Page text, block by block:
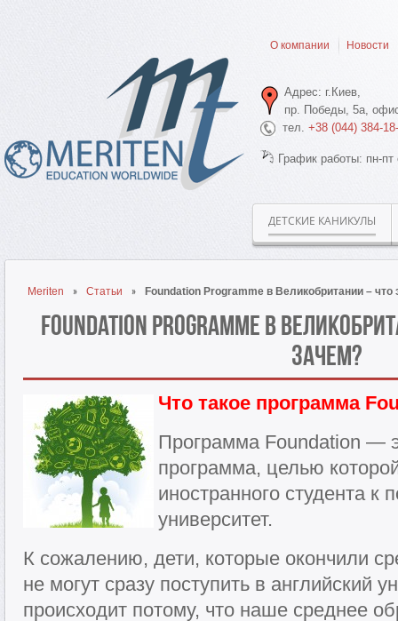
О компании Новости
Адрес: г.Киев,
пр. Победы, 5а,
тел. +38 (044) 384-
График работы: пн-
ДЕТСКИЕ КАНИКУЛЫ
Meriten Статьи Foundation Programme в Великобритании – что
Foundation Programme в
зачем?
Что такое программа
Программа Foundation —
программа, целью
иностранного студента к
университет.
К сожалению, дети, которые окончили
не могут сразу поступить в английский
происходит потому, что наше среднее